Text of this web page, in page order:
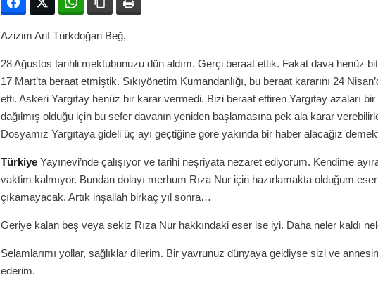
Azizim Arif Türkdoğan Beğ,
28 Ağustos tarihli mektubunuzu dün aldım. Gerçi beraat ettik. Fakat dava henüz
17 Mart’ta beraat etmiştik. Sıkıyönetim Kumandanlığı, bu beraat kararını 24
etti. Askeri Yargıtay henüz bir karar vermedi. Bizi beraat ettiren Yargıtay azaları bir
dağılmış olduğu için bu sefer davanın yeniden başlamasına pek ala karar
Dosyamız Yargıtaya gideli üç ayı geçtiğine göre yakında bir haber alacağız
Türkiye Yayınevi’nde çalışıyor ve tarihi neşriyata nezaret ediyorum. Kendime
vaktim kalmıyor. Bundan dolayı merhum Rıza Nur için hazırlamakta olduğum
çıkamayacak. Artık inşallah birkaç yıl sonra…
Geriye kalan beş veya sekiz Rıza Nur hakkındaki eser ise iyi. Daha neler kaldı
Selamlarımı yollar, sağlıklar dilerim. Bir yavrunuz dünyaya geldiyse sizi ve
ederim.